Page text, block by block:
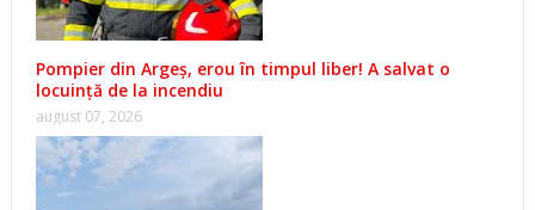
Pompier din Argeș, erou în timpul liber! A salvat o
locuință de la incendiu
august 07, 2026